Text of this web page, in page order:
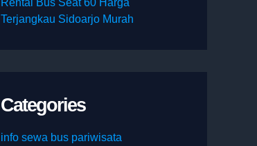
Rental Bus Seat 60 Harga
Terjangkau Sidoarjo Murah
Categories
info sewa bus pariwisata